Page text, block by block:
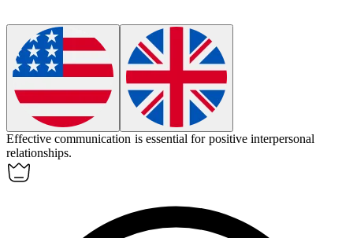
Effective communication is essential for positive interpersonal
relationships.